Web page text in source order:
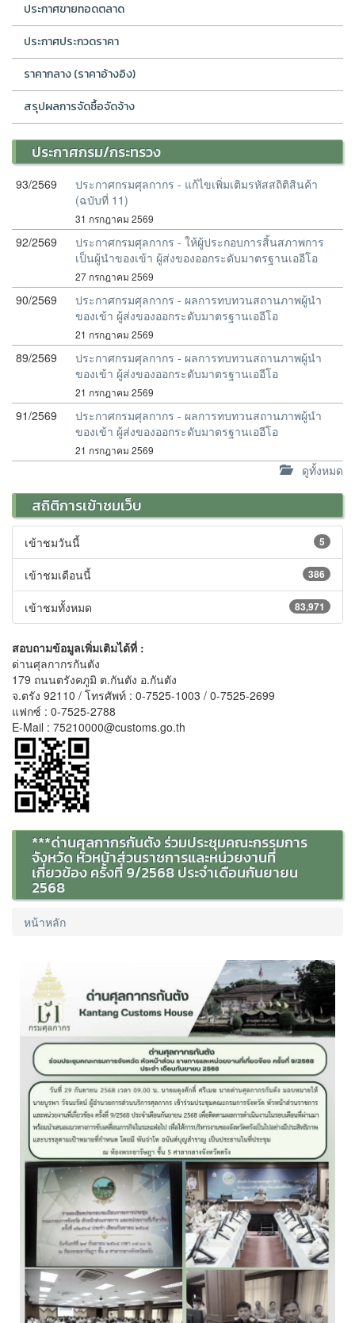
ประกาศขายทอดตลาด
ประกาศประกวดราคา
ราคากลาง (ราคาอ้างอิง)
สรุปผลการจัดซื้อจัดจ้าง
ประกาศกรม/กระทรวง
93/2569
ประกาศกรมศุลกากร - แก้ไขเพิ่มเติมรหัสสถิติสินค้า
(ฉบับที่ 11)
31 กรกฎาคม 2569
92/2569
ประกาศกรมศุลกากร - ให้ผู้ประกอบการสิ้นสภาพการ
เป็นผู้นำของเข้า ผู้ส่งของออกระดับมาตรฐานเออีโอ
27 กรกฎาคม 2569
90/2569
ประกาศกรมศุลกากร - ผลการทบทวนสถานภาพผู้นำ
ของเข้า ผู้ส่งของออกระดับมาตรฐานเออีโอ
21 กรกฎาคม 2569
89/2569
ประกาศกรมศุลกากร - ผลการทบทวนสถานภาพผู้นำ
ของเข้า ผู้ส่งของออกระดับมาตรฐานเออีโอ
21 กรกฎาคม 2569
91/2569
ประกาศกรมศุลกากร - ผลการทบทวนสถานภาพผู้นำ
ของเข้า ผู้ส่งของออกระดับมาตรฐานเออีโอ
21 กรกฎาคม 2569
ดูทั้งหมด
สถิติการเข้าชมเว็บ
5
เข้าชมวันนี้
386
เข้าชมเดือนนี้
83,971
เข้าชมทั้งหมด
สอบถามข้อมูลเพิ่มเติมได้ที่ :
ด่านศุลกากรกันตัง
179 ถนนตรังคภูมิ ต.กันตัง อ.กันตัง
จ.ตรัง 92110 / โทรศัพท์ : 0-7525-1003 / 0-7525-2699
แฟกซ์ : 0-7525-2788
E-Mail : 75210000@customs.go.th
***ด่านศุลกากรกันตัง ร่วมประชุมคณะกรรมการ
จังหวัด หัวหน้าส่วนราชการและหน่วยงานที่
เกี่ยวข้อง ครั้งที่ 9/2568 ประจำเดือนกันยายน
2568
หน้าหลัก